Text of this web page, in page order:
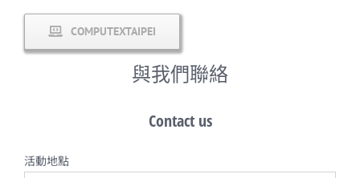
COMPUTEXTAIPEI
與我們聯絡
Contact us
活動地點